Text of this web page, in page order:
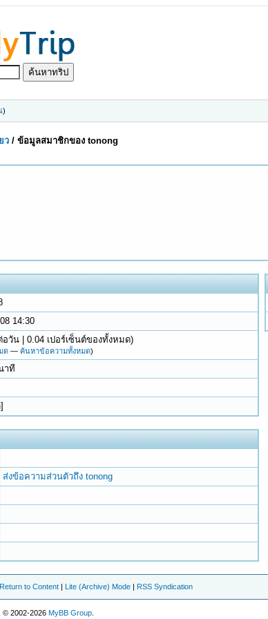
)
ว /ข้อมูลสมาชิกของ tonong
14:30
วัน | 0.04 เปอร์เซ็นต์ของทั้งหมด)
ด— ค้นหาข้อความทั้งหมด)
าที
]
ส่งข้อความส่วนตัวถึง tonong
Return to Content | Lite (Archive) Mode | RSS Syndication
, © 2002-2026MyBB Group